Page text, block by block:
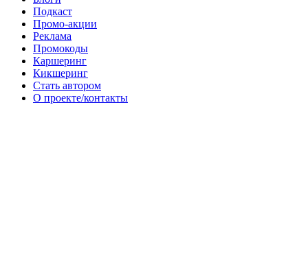
Подкаст
Промо-акции
Реклама
Промокоды
Каршеринг
Кикшеринг
Стать автором
О проекте/контакты